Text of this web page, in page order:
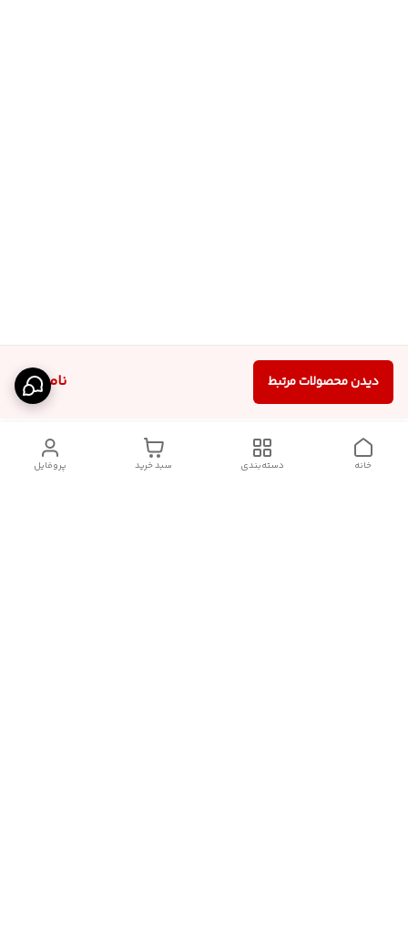
ناموجود دیدن محصولات مرتبط
پروفایل سبد خرید دسته‌بندی خانه